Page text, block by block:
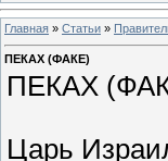
Главная » Статьи »
ПЕКАХ (ФАКЕ)
ПЕКАХ
Царь